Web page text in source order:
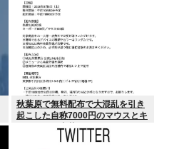
秋葉原で無料配布で大混乱を引き
起こした自称7000円のマウスとキ
ーボード、中華サイトで1500円で
売られるゴミだったwww